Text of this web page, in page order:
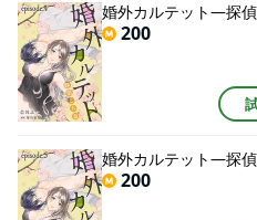
婚外カルテット―探
200
婚外カルテット―探
200